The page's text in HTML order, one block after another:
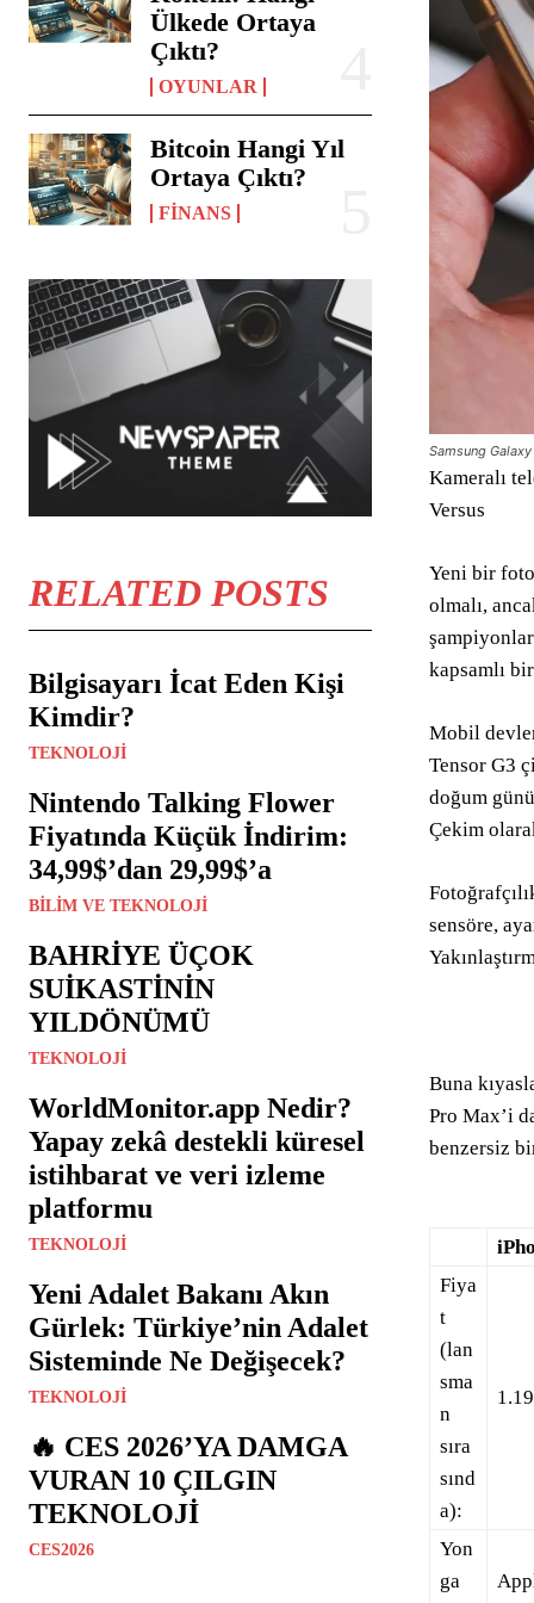
Ülkede Ortaya
Çıktı?
OYUNLAR
Bitcoin Hangi Yıl
Ortaya Çıktı?
FINANS
RELATED POSTS
Bilgisayarı İcat Eden Kişi
Kimdir?
TEKNOLOJI
Nintendo Talking Flower
Fiyatında Küçük İndirim:
34,99$’dan 29,99$’a
BILIM VE TEKNOLOJI
BAHRİYE ÜÇOK
SUİKASTİNİN
YILDÖNÜMÜ
TEKNOLOJI
WorldMonitor.app Nedir?
Yapay zekâ destekli küresel
istihbarat ve veri izleme
platformu
TEKNOLOJI
Yeni Adalet Bakanı Akın
Gürlek: Türkiye’nin Adalet
Sisteminde Ne Değişecek?
TEKNOLOJI
🔥 CES 2026’YA DAMGA
VURAN 10 ÇILGIN
TEKNOLOJİ
CES2026
Samsung
Kameralı
Versus
Yeni bir
olmalı,
kapsamlı
Mobil
Tensor G3
doğum
Çekim
sensöre,
Buna
Pro Max’i
benzersiz
Fiya
t
(lan
sma
n
sıra
sınd
a):
Yon
ga